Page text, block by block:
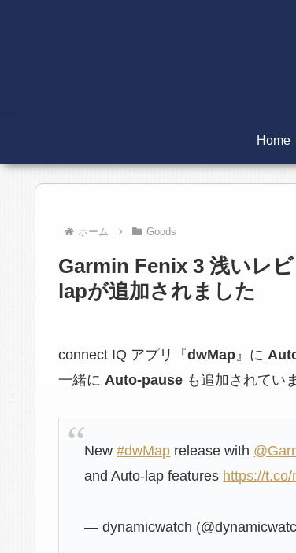
Home
ホーム Goods
Garmin Fenix 3 浅いレ
lapが追加されました
connect IQ アプリ『dwMap 』に
一緒に Auto-pause も追加されてい
New#dwMap release with
and Auto-lap features https://
— dynamicwatch